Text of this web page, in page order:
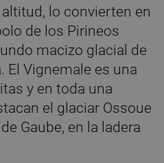
lo convierten en
de los Pirineos
macizo glacial de
El Vignemale es una
y en toda una
el glaciar Ossoue
Gaube, en la ladera